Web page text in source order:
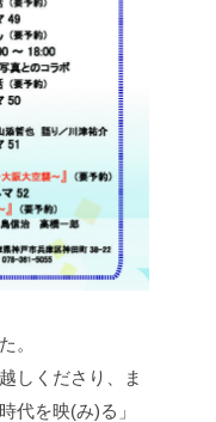
。
しくださり、ま
代を映(み)る」